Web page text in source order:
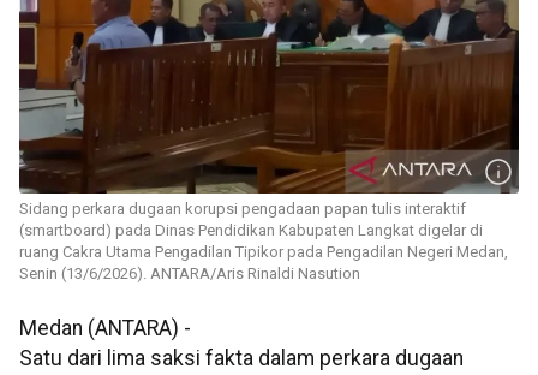
Sidang perkara dugaan korupsi pengadaan papan tulis interaktif
(smartboard) pada Dinas Pendidikan Kabupaten Langkat digelar di
ruang Cakra Utama Pengadilan Tipikor pada Pengadilan Negeri Medan,
Senin (13/6/2026). ANTARA/Aris Rinaldi Nasution
Medan (ANTARA) -
Satu dari lima saksi fakta dalam perkara dugaan